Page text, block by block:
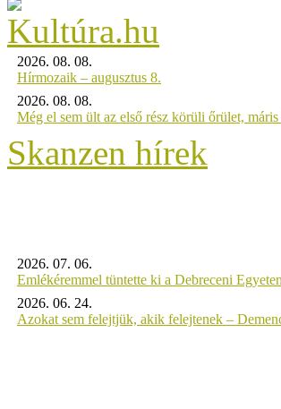
2026. 08. 08.
Hírmozaik – augusztus 8.
2026. 08. 08.
Még el sem ült az első rész körüli őrület,
Skanzen hírek
2026. 07. 06.
Emlékéremmel tüntette ki a Debreceni
2026. 06. 24.
Azokat sem felejtjük, akik felejtenek –